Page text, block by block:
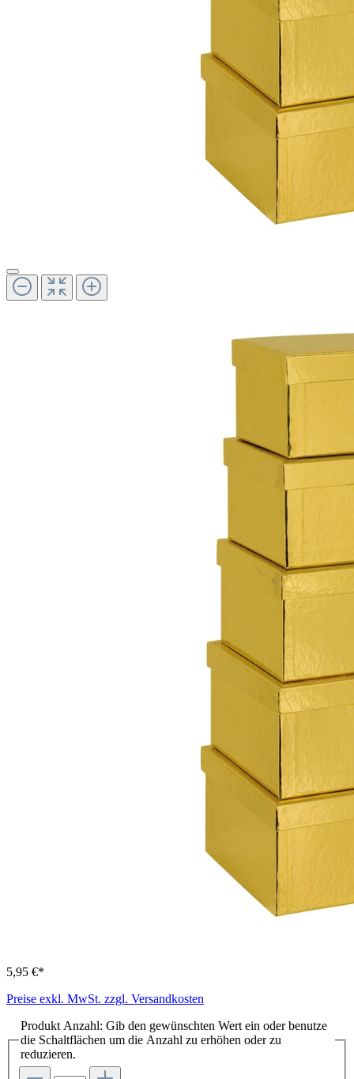
5,95 €*
Preise exkl. MwSt. zzgl. Versandkosten
Produkt Anzahl: Gib den gewünschten Wert ein oder benutze
die Schaltflächen um die Anzahl zu erhöhen oder zu
reduzieren.